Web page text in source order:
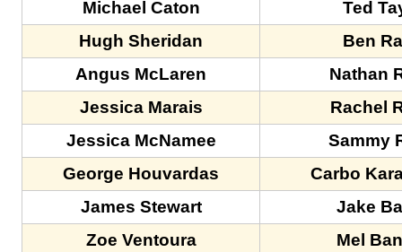
Michael Caton
Ted
Hugh Sheridan
Ben
Angus McLaren
Nathan
Jessica Marais
Rachel
Jessica McNamee
Sammy
George Houvardas
Carbo
James Stewart
Jake
Zoe Ventoura
Mel